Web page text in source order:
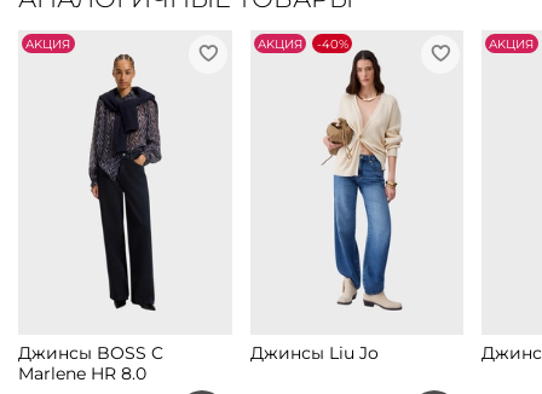
АKЦИЯ
Джинсы BOSS C
Marlene HR 8.0
АKЦИЯ -40%
Джинсы Liu Jo
АKЦИЯ